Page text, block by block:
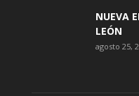
NUEVA
LEÓN
agosto 25,